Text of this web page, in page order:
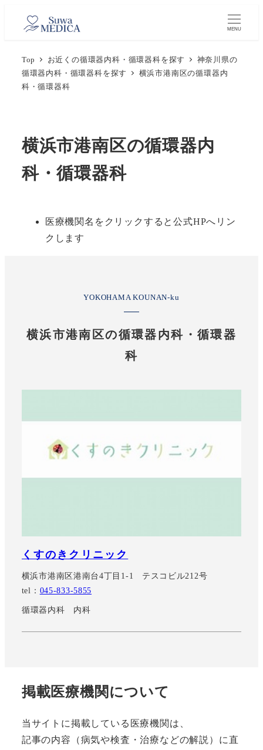
MENU
Top お近くの循環器内科・循環器科を探す
神奈川県の
循環器内科・循環器科を探す
横浜市港南区の循環器内
科・循環器科
横浜市港南区の循環器内
科・循環器科
医療機関名をクリックすると公式HPへリン
クします
YOKOHAMA KOUNAN-ku
横浜市港南区の循環器内科・循環器
科
くすのきクリニック
循環器内科 内科
横浜市港南区港南台4丁目1-1 テスコビル212号
tel： 045-833-5855
掲載医療機関について
当サイトに掲載している医療機関は、
記事の内容（病気や検査・治療などの解説）に直